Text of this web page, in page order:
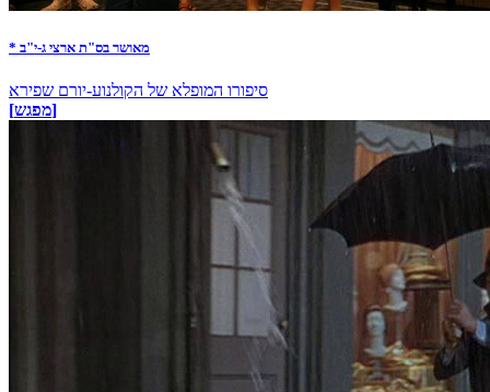
* מאושר בס"ת ארצי ג-י"ב
סיפורו המופלא של הקולנוע-יורם שפירא
[מפגש]